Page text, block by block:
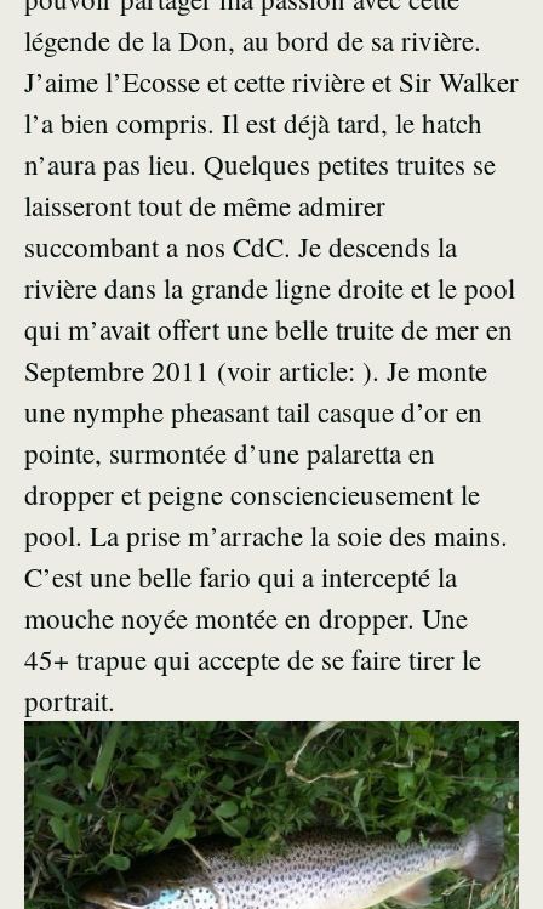
légende de la Don, au bord de sa rivière.
J’aime l’Ecosse et cette rivière et Sir Walker
l’a bien compris. Il est déjà tard, le hatch
n’aura pas lieu. Quelques petites truites se
laisseront tout de même admirer
succombant a nos CdC. Je descends la
rivière dans la grande ligne droite et le pool
qui m’avait offert une belle truite de mer en
Septembre 2011 (voir article: ). Je monte
une nymphe pheasant tail casque d’or en
pointe, surmontée d’une palaretta en
dropper et peigne consciencieusement le
pool. La prise m’arrache la soie des mains.
C’est une belle fario qui a intercepté la
mouche noyée montée en dropper. Une
45+ trapue qui accepte de se faire tirer le
portrait.